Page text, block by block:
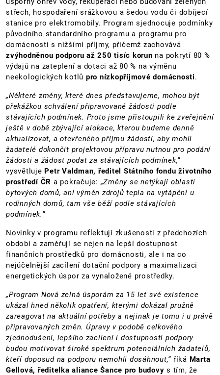
střech, hospodaření srážkovou a šedou vodu či dobíjecí
stanice pro elektromobily. Program sjednocuje podmínky
původního standardního programu a programu pro
domácnosti s nižšími příjmy, přičemž zachovává
zvýhodněnou podporu až 250 tisíc korun na pokrytí 80 %
výdajů na zateplení a dotaci až 80 % na výměnu
neekologických kotlů pro nízkopříjmové domácnosti.
„Některé změny, které dnes představujeme, mohou být
překážkou schválení připravované žádosti podle
stávajících podmínek. Proto jsme přistoupili ke zveřejnění
ještě v době zbývající alokace, kterou budeme denně
aktualizovat, a otevřeného příjmu žádostí, aby mohli
žadatelé dokončit projektovou přípravu nutnou pro podání
žádosti a žádost podat za stávajících podmínek,“
vysvětluje Petr Valdman, ředitel Státního fondu životního
prostředí ČR a pokračuje: „Změny se netýkají oblasti
bytových domů, ani výměn zdrojů tepla na vytápění u
rodinných domů, tam vše běží podle stávajících
podmínek.“
Novinky v programu reflektují zkušenosti z předchozích
období a zaměřují se nejen na lepší dostupnost
finančních prostředků pro domácnosti, ale i na co
nejúčelnější zacílení dotační podpory a maximalizaci
energetických úspor za vynaložené prostředky.
„Program Nová zelná úsporám za 15 let své existence
ukázal hned několik opatření, kterými dokázal pružně
zareagovat na aktuální potřeby a nejinak je tomu i u právě
připravovaných změn. Úpravy v podobě celkového
zjednodušení, lepšího zacílení i dostupnosti podpory
budou motivovat široké spektrum potenciálních žadatelů,
kteří doposud na podporu nemohli dosáhnout,“ říká Marta
Gellová, ředitelka aliance Šance pro budovy s tím, že